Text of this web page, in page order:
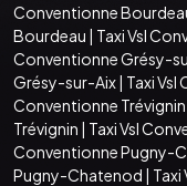
Conventionne
Bourdeau | Taxi Vsl
Conventionne Grésy-
Grésy-sur-Aix| Taxi Vsl
Conventionne Trévignin
Trévignin | Taxi Vsl
Conventionne Pugny-
Pugny-Chatenod | Taxi